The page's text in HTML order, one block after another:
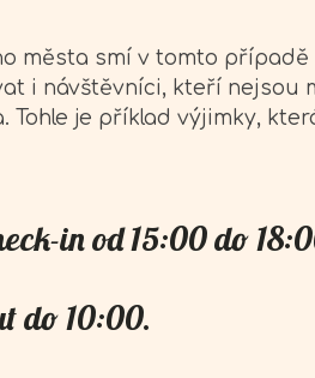
města smí v tomto
i návštěvníci, kteří nejsou
Tohle je příklad výjimky,
in od 15:00 do
do 10:00.